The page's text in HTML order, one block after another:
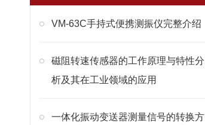
VM-63C手持式便携测振仪完整介绍
磁阻转速传感器的工作原理与特性分
析及其在工业领域的应用
一体化振动变送器测量信号的转换方